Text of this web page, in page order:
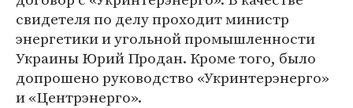
свидетеля по делу проходит министр
энергетики и угольной промышленности
Украины Юрий Продан. Кроме того, было
допрошено руководство «Укринтерэнерго»
и «Центрэнерго».